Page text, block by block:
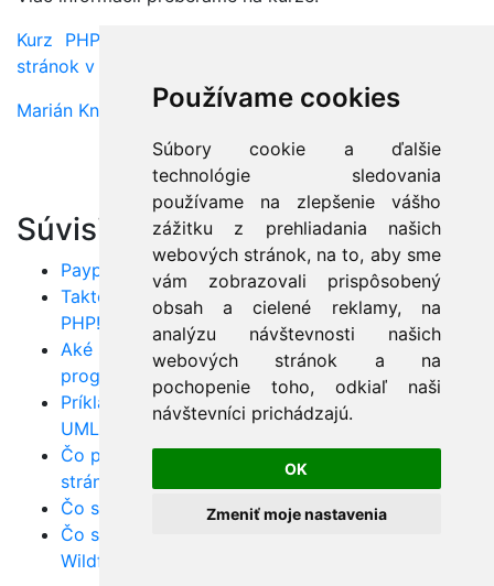
Používame cookies
Súbory cookie a ďalšie
technológie sledovania
používame na zlepšenie vášho
zážitku z prehliadania našich
webových stránok, na to, aby sme
vám zobrazovali prispôsobený
obsah a cielené reklamy, na
analýzu návštevnosti našich
webových stránok a na
pochopenie toho, odkiaľ naši
návštevníci prichádzajú.
OK
Zmeniť moje nastavenia
Kurz PHP - Programovanie dynamických webových
stránok v PHP a úvod do AJAXu
Marián Knězek
Súvisiace články:
Paypal ako platobná brána pre eshopy
Takto si vytvoríte prvú web stránku na webe v
PHP!
Aké sú najčastejšie chyby začínajúcich
programátorov?
Príklady otázok zo skúšky OCUP: OMG Certified
UML Professional? Trúfate si?
Čo ponúka framework Symfony pre webové
stránky PHP?
Čo sú Microservices v Jave a prečo ich chcete?
Čo sú webové kontajnery Apache Tomcat a
Wildfly?